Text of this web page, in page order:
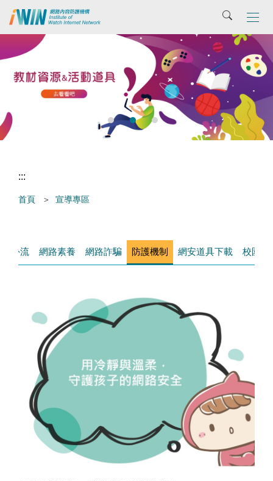
主
要
容
區
搜尋
:::
首頁 宣導專區
外流 網路素養 網路詐騙 防護機制 網安道具下載 校園宣